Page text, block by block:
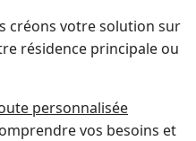
créons votre solution sur
résidence principale ou
personnalisée
vos besoins et